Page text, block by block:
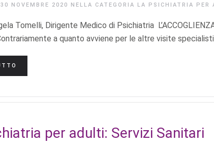
30 NOVEMBRE 2020 NELLA CATEGORIA LA PSICHIATRIA PER
Tomelli, Dirigente Medico di Psichiatria
a quanto avviene per le altre visite
per adulti: Servizi Sanitari